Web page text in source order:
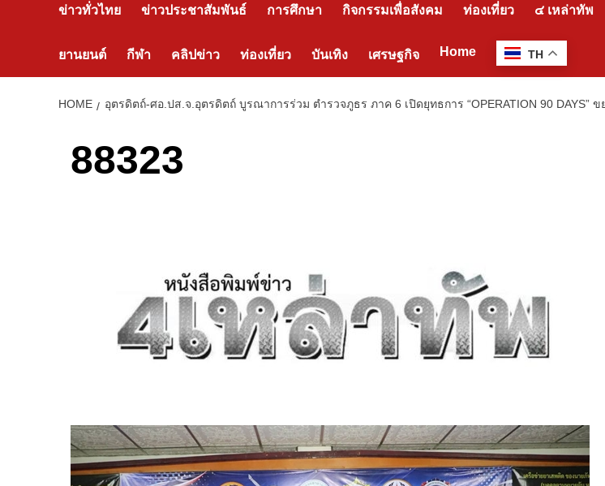
ข่าวทั่วไทย ข่าวประชาสัมพันธ์ การศึกษา กิจกรรมเพื่อสังคม ท่องเที่ยว ๔ เหล่าทัพ
ยานยนต์ กีฬา คลิปข่าว ท่องเที่ยว บันเทิง เศรษฐกิจ Home TH
HOME อุตรดิตถ์-ศอ.ปส.จ.อุตรดิตถ์ บูรณาการร่วม ตำรวจภูธร ภาค 6 เปิดยุทธการ “OPERATION 90 DAYS”
88323